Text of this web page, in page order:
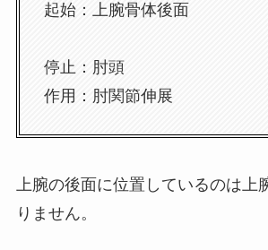
起始：上腕骨体後面
停止：肘頭
作用：肘関節伸展
上腕の後面に位置しているのは上
りません。